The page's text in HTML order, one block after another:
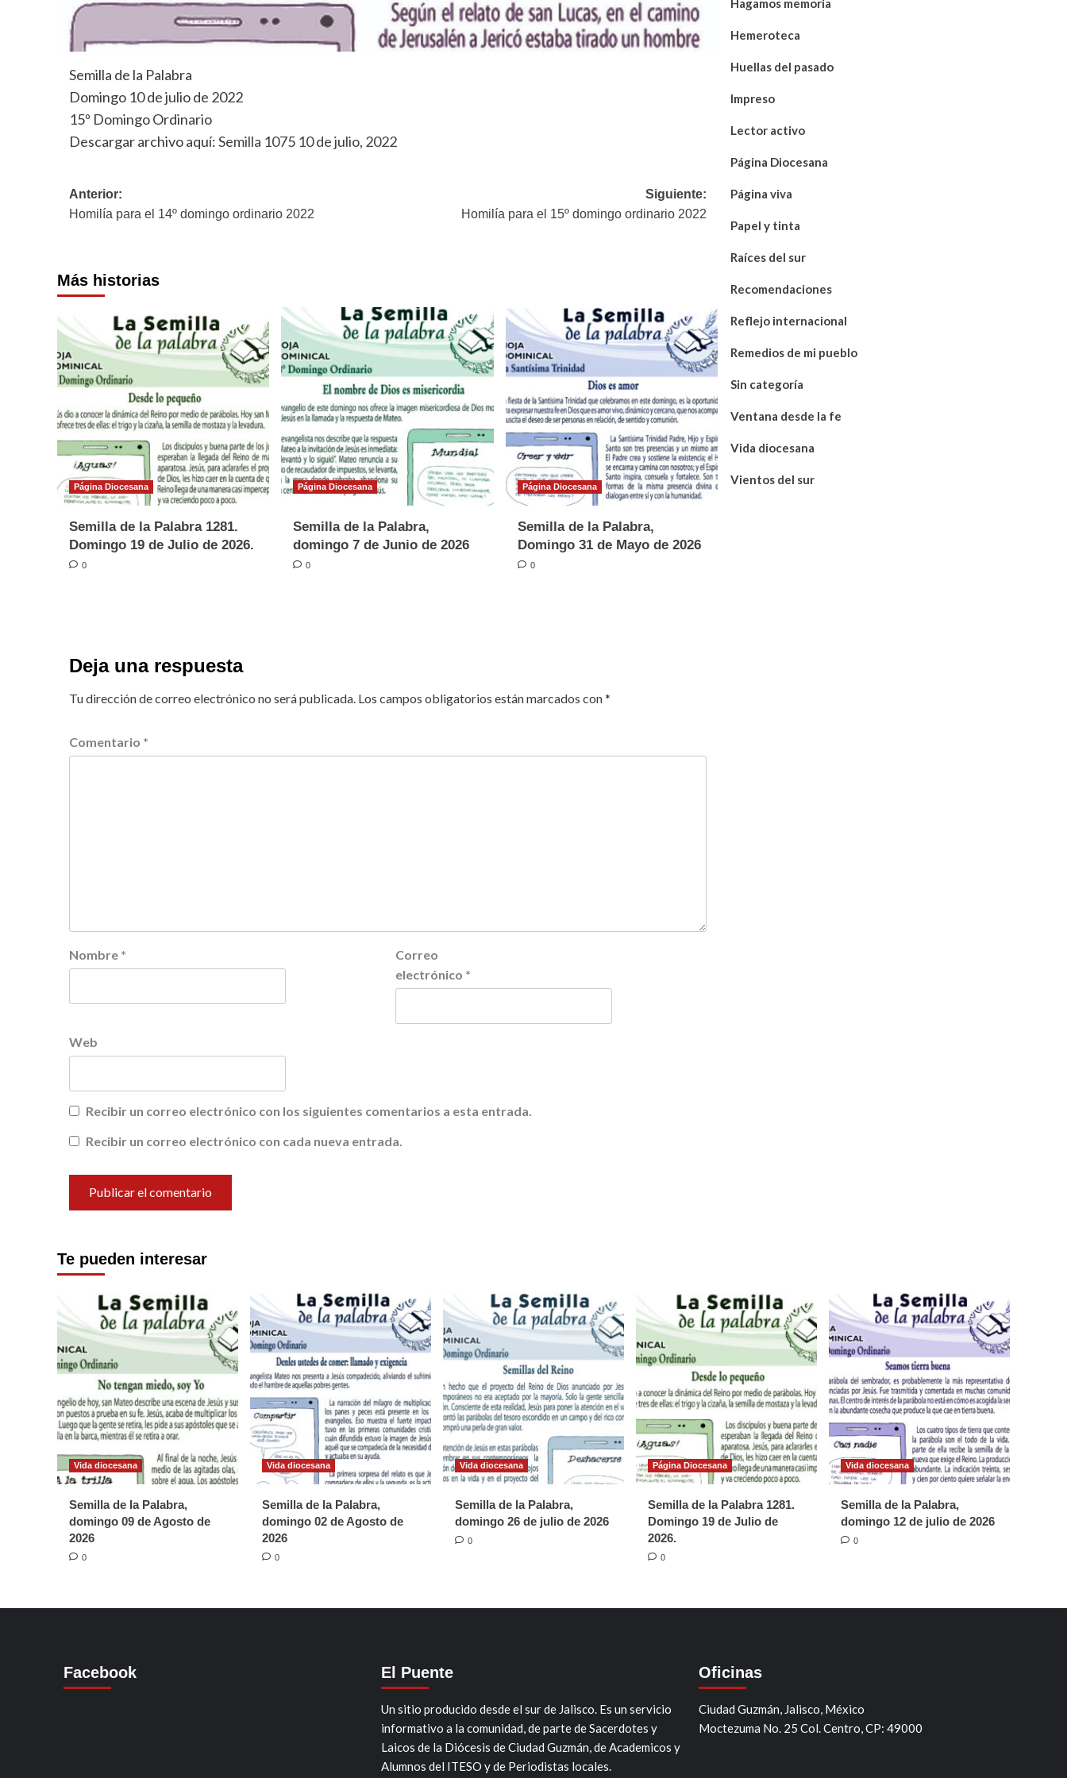
Semilla de la Palabra
Domingo 10 de julio de 2022
15º Domingo Ordinario
Descargar archivo aquí:Semilla 1075 10 de julio, 2022
Navegación
de
Anterior:
Homilía para el 14º domingo ordinario 2022
Siguiente:
Homilía para el 15º domingo ordinario 2022
Más historias
Página Diocesana
Semilla de la Palabra 1281.
Domingo 19 de Julio de 2026.
0
Página Diocesana
Semilla de la Palabra,
domingo 7 de Junio de 2026
0
Página Diocesana
Semilla de la Palabra,
Domingo 31 de Mayo de 2026
0
Deja una respuesta
Tu dirección de correo electrónico no será publicada. Los campos obligatorios están marcados con*
Comentario *
Nombre *
Correo
electrónico *
Web
Recibir un correo electrónico con los siguientes comentarios a esta entrada.
Recibir un correo electrónico con cada nueva entrada.
Hagamos memoria
Hemeroteca
Huellas del pasado
Impreso
Lector activo
Página Diocesana
Página viva
Papel y tinta
Raíces del sur
Recomendaciones
Reflejo internacional
Remedios de mi pueblo
Sin categoría
Ventana desde la fe
Vida diocesana
Vientos del sur
Te pueden interesar
Vida diocesana
Semilla de la Palabra,
domingo 09 de Agosto de
2026
0
Vida diocesana
Semilla de la Palabra,
domingo 02 de Agosto de
2026
0
Vida diocesana
Semilla de la Palabra,
domingo 26 de julio de 2026
0
Página Diocesana
Semilla de la Palabra 1281.
Domingo 19 de Julio de
2026.
0
Vida diocesana
Semilla de la Palabra,
domingo 12 de julio de 2026
0
Facebook El Puente
Un sitio producido desde el sur de Jalisco. Es un servicio
informativo a la comunidad, de parte de Sacerdotes y
Laicos de la Diócesis de Ciudad Guzmán, de Academicos y
Alumnos del ITESO y de Periodistas locales.
Oficinas
Ciudad Guzmán, Jalisco, México
Moctezuma No. 25 Col. Centro, CP: 49000